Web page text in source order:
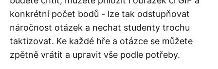
konkrétní počet bodů - lze tak odstupňovat
náročnost otázek a nechat studenty trochu
taktizovat. Ke každé hře a otázce se můžete
zpětně vrátit a upravit vše podle potřeby.